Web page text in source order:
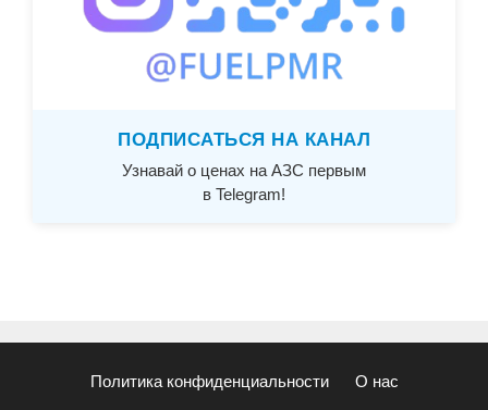
ПОДПИСАТЬСЯ НА КАНАЛ
Узнавай о ценах на АЗС первым
в Telegram!
Политика конфиденциальности О нас